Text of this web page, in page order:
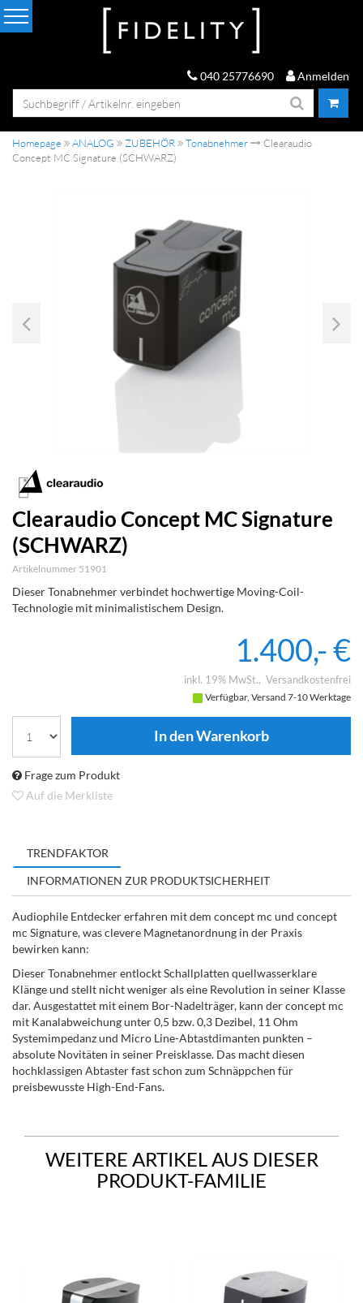
040 25776690 Anmelden
Homepage ANALOG ZUBEHÖR Tonabnehmer
Clearaudio
Concept MC Signature (SCHWARZ)
Clearaudio Concept MC Signature
(SCHWARZ)
Artikelnummer 51901
Dieser Tonabnehmer verbindet hochwertige Moving-Coil-
Technologie mit minimalistischem Design.
1.400,- €
inkl. 19% MwSt. Versandkostenfrei
Verfügbar, Versand 7-10 Werktage
Frage zum Produkt
Auf die Merkliste
TRENDFAKTOR
INFORMATIONEN ZUR PRODUKTSICHERHEIT
Audiophile Entdecker erfahren mit dem concept mc und concept
mc Signature, was clevere Magnetanordnung in der Praxis
bewirken kann:
Dieser Tonabnehmer entlockt Schallplatten quellwasserklare
Klänge und stellt nicht weniger als eine Revolution in seiner Klasse
dar. Ausgestattet mit einem Bor-Nadelträger, kann der concept mc
mit Kanalabweichung unter 0,5 bzw. 0,3 Dezibel, 11 Ohm
Systemimpedanz und Micro Line-Abtastdimanten punkten –
absolute Novitäten in seiner Preisklasse. Das macht diesen
hochklassigen Abtaster fast schon zum Schnäppchen für
preisbewusste High-End-Fans.
WEITERE ARTIKEL AUS DIESER
PRODUKT-FAMILIE